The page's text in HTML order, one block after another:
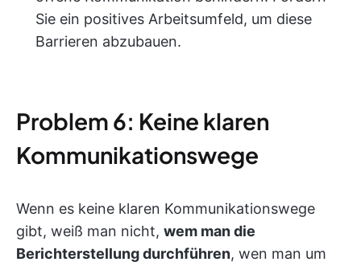
Sie ein positives Arbeitsumfeld, um diese
Barrieren abzubauen.
Problem 6: Keine klaren
Kommunikationswege
Wenn es keine klaren Kommunikationswege
gibt, weiß man nicht, wem man die
Berichterstellung durchführen, wen man um